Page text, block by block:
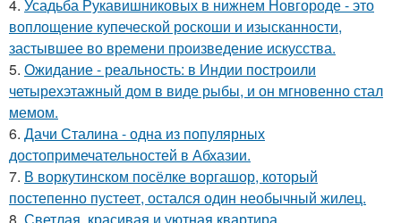
4. Усадьба Рукавишниковых в нижнем Новгороде - это
воплощение купеческой роскоши и изысканности,
застывшее во времени произведение искусства.
5. Ожидание - реальность: в Индии построили
четырехэтажный дом в виде рыбы, и он мгновенно стал
мемом.
6. Дачи Сталина - одна из популярных
достопримечательностей в Абхазии.
7. В воркутинском посёлке воргашор, который
постепенно пустеет, остался один необычный жилец.